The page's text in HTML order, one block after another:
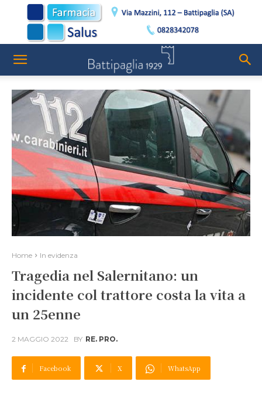
Home In evidenza
Tragedia nel Salernitano: un
incidente col trattore costa la vita a
un 25enne
2 MAGGIO 2022 BY RE. PRO.
Facebook X WhatsApp